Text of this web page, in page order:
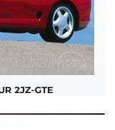
2JZ-GTE